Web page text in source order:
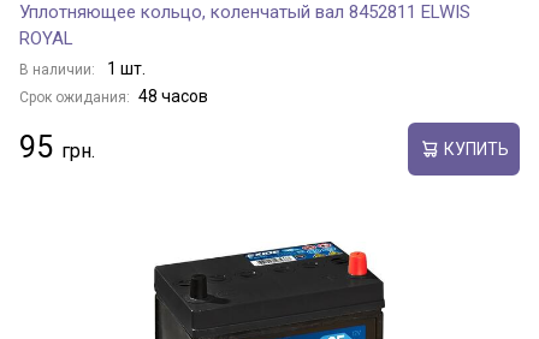
Уплотняющее кольцо, коленчатый вал 8452811 ELWIS
ROYAL
В наличии: 1 шт.
Срок ожидания: 48 часов
95 КУПИТЬ